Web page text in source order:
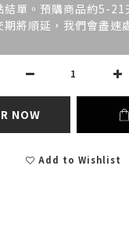
結單。預購商品約5-21
期將順延，我們會盡速
NOW
Add to Wishlist